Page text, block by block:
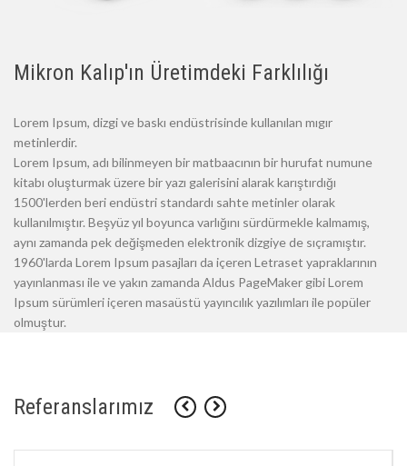
Mikron Kalıp'ın Üretimdeki Farklılığı
Lorem Ipsum, dizgi ve baskı endüstrisinde kullanılan mıgır
metinlerdir.
Lorem Ipsum, adı bilinmeyen bir matbaacının bir hurufat numune
kitabı oluşturmak üzere bir yazı galerisini alarak karıştırdığı
1500'lerden beri endüstri standardı sahte metinler olarak
kullanılmıştır. Beşyüz yıl boyunca varlığını sürdürmekle kalmamış,
aynı zamanda pek değişmeden elektronik dizgiye de sıçramıştır.
1960'larda Lorem Ipsum pasajları da içeren Letraset yapraklarının
yayınlanması ile ve yakın zamanda Aldus PageMaker gibi Lorem
Ipsum sürümleri içeren masaüstü yayıncılık yazılımları ile popüler
olmuştur.
Referanslarımız